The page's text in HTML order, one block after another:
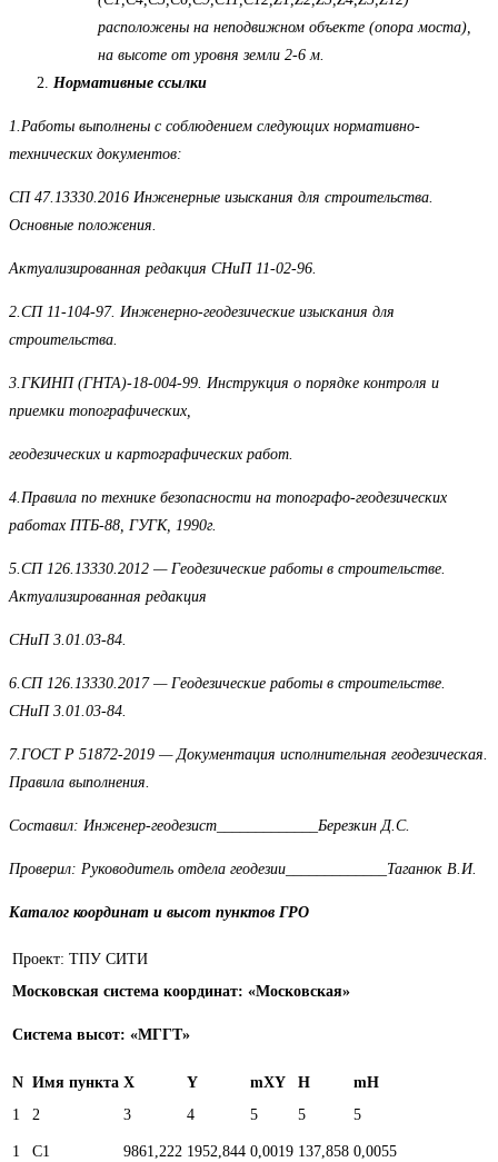
расположены на неподвижном объекте (опора моста),
на высоте от уровня земли 2-6 м.
Нормативные ссылки
1.Работы выполнены с соблюдением следующих нормативно-
технических документов:
СП 47.13330.2016 Инженерные изыскания для строительства.
Основные положения.
Актуализированная редакция СНиП 11-02-96.
2.СП 11-104-97. Инженерно-геодезические изыскания для
строительства.
3.ГКИНП (ГНТА)-18-004-99. Инструкция о порядке контроля и
приемки топографических,
геодезических и картографических работ.
4.Правила по технике безопасности на топографо-геодезических
работах ПТБ-88, ГУГК, 1990г.
5.СП 126.13330.2012 — Геодезические работы в строительстве.
Актуализированная редакция
СНиП 3.01.03-84.
6.СП 126.13330.2017 — Геодезические работы в строительстве.
СНиП 3.01.03-84.
7.ГОСТ Р 51872-2019 — Документация исполнительная геодезическая.
Правила выполнения.
Составил: Инженер-геодезист_____________Березкин Д.С.
Проверил: Руководитель отдела геодезии_____________Таганюк В.И.
Каталог координат и высот пунктов ГРО
Проект: ТПУ СИТИ
Московская система координат: «Московская»
Система высот: «МГГТ»
N Имя пункта X Y mXY H
mH
1
2 3 4 5 5 5
1 C1 9861,222 1952,844 0,0019 137,858 0,0055